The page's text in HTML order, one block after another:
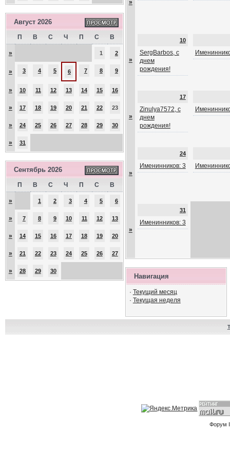
Август 2026
П В С Ч П С В
» 1 2
» 3 4 5 6 7 8 9
» 10 11 12 13 14 15 16
» 17 18 19 20 21 22 23
» 24 25 26 27 28 29 30
» 31
Сентябрь 2026
П В С Ч П С В
» 1 2 3 4 5 6
» 7 8 9 10 11 12 13
» 14 15 16 17 18 19 20
» 21 22 23 24 25 26 27
» 28 29 30
»
»
10
SergBarbos, с
днем
рождения!
»
17
Zinulya7572, с
днем
рождения!
»
24
Именинников: 3
»
31
Именинников: 3
Навигация
· Текущий месяц
· Текущая неделя
Форум